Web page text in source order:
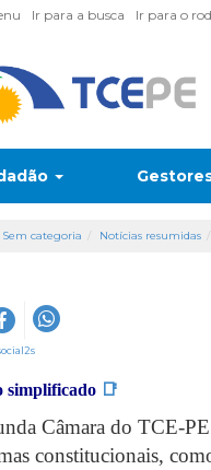
Ir para a busca Ir para o
Sem categoria Notícias resumidas
simplificado 📑
Câmara do TCE-
constitucionais,